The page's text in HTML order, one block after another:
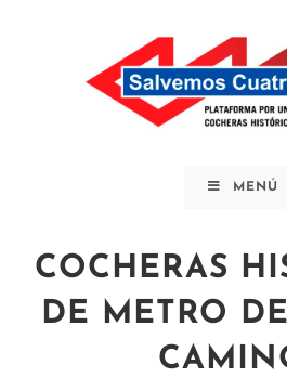
MENÚ
COCHERAS
DE METRO